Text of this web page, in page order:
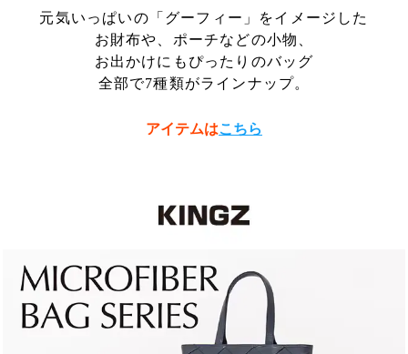
元気いっぱいの「グーフィー」をイメージした
お財布や、ポーチなどの小物、
お出かけにもぴったりのバッグ
全部で7種類がラインナップ。
アイテムはこちら